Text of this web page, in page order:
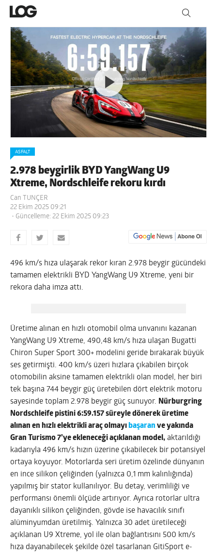
ASFALT
2.978 beygirlik BYD YangWang U9
Xtreme, Nordschleife rekoru kırdı
Can TUNÇER
22 Ekim 2025 09:21
- Güncelleme: 22 Ekim 2025 09:23
496 km/s hıza ulaşarak rekor kıran 2.978 beygir gücündeki
tamamen elektrikli BYD YangWang U9 Xtreme, yeni bir
rekora daha imza attı.
Üretime alınan en hızlı otomobil olma unvanını kazanan
YangWang U9 Xtreme, 490,48 km/s hıza ulaşan Bugatti
Chiron Super Sport 300+ modelini geride bırakarak büyük
ses getirmişti. 400 km/s üzeri hızlara çıkabilen birçok
otomobilin aksine tamamen elektrikli olan model, her biri
tek başına 744 beygir güç üretebilen dört elektrik motoru
sayesinde toplam 2.978 beygir güç sunuyor. Nürburgring
Nordschleife pistini 6:59.157 süreyle dönerek üretime
alınan en hızlı elektrikli araç olmayı başaran ve yakında
Gran Turismo 7’ye ekleneceği açıklanan model, aktarıldığı
kadarıyla 496 km/s hızın üzerine çıkabilecek bir potansiyel
ortaya koyuyor. Motorlarda seri üretim özelinde dünyanın
en ince silikon çeliğinden (yalnızca 0,1 mm kalınlığında)
yapılmış bir stator kullanılıyor. Bu detay, verimliliği ve
performansı önemli ölçüde artırıyor. Ayrıca rotorlar ultra
dayanıklı silikon çeliğinden, gövde ise havacılık sınıfı
alüminyumdan üretilmiş. Yalnızca 30 adet üretileceği
açıklanan U9 Xtreme, yol ile olan bağlantısını 500 km/s
hıza dayanabilecek şekilde özel tasarlanan GitiSport e-